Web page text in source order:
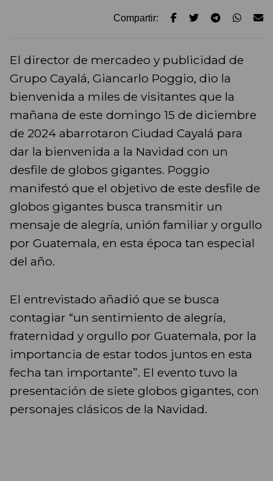
Compartir:
El director de mercadeo y publicidad de
Grupo Cayalá, Giancarlo Poggio, dio la
bienvenida a miles de visitantes que la
mañana de este domingo 15 de diciembre
de 2024 abarrotaron Ciudad Cayalá para
dar la bienvenida a la Navidad con un
desfile de globos gigantes. Poggio
manifestó que el objetivo de este desfile de
globos gigantes busca transmitir un
mensaje de alegría, unión familiar y orgullo
por Guatemala, en esta época tan especial
del año.
El entrevistado añadió que se busca
contagiar “un sentimiento de alegría,
fraternidad y orgullo por Guatemala, por la
importancia de estar todos juntos en esta
fecha tan importante”. El evento tuvo la
presentación de siete globos gigantes, con
personajes clásicos de la Navidad.